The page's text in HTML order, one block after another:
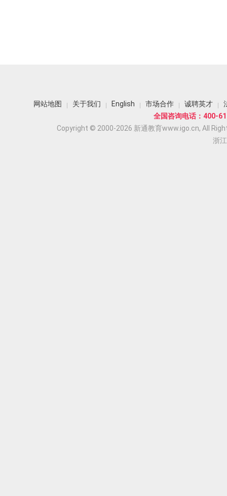
网站地图 关于我们 English 市场合作 诚聘英才
全国咨询电话：400-
Copyright © 2000-2026 新通教育www.igo.cn, All
浙